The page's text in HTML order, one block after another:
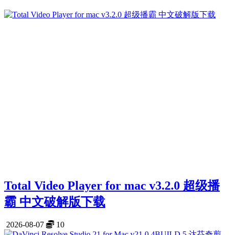
Total Video Player for mac v3.2.0 超级播
霸 中文破解版下载
2026-08-07 10